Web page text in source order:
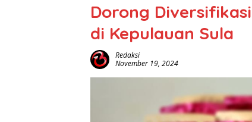
Dorong
di Kepulauan Sula
Redaksi
November 19, 2024